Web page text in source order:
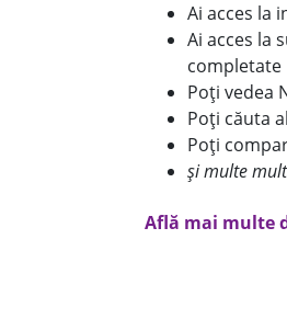
Ai acces la
Ai acces la
completate
Poți vedea
Poți căuta
Poți
și multe
Află mai multe